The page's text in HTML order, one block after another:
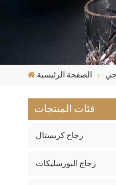
الصفحة الرئيسية
فئات المنتجات
زجاج كريستال
زجاج البورسليكات